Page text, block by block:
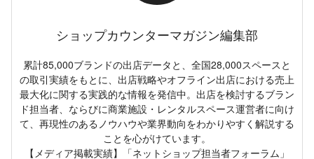
ショップカウンターマガジン編集部
累計85,000ブランドの出店データと、全国28,000スペースと
の取引実績をもとに、出店戦略やオフライン出店における売上
最大化に関する実践的な情報を発信中。出店を検討するブラン
ド担当者、ならびに商業施設・レンタルスペース運営者に向け
て、再現性のあるノウハウや業界動向をわかりやすく解説する
ことを心がけています。
【メディア掲載実績】「ネットショップ担当者フォーラム」